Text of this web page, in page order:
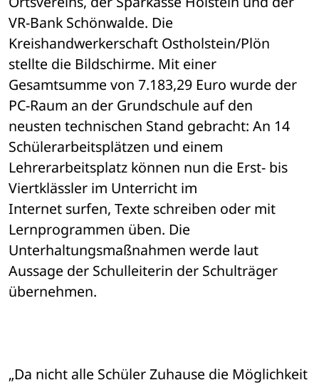
VR-Bank Schönwalde. Die
Kreishandwerkerschaft Ostholstein/Plön
stellte die Bildschirme. Mit einer
Gesamtsumme von 7.183,29 Euro wurde der
PC-Raum an der Grundschule auf den
neusten technischen Stand gebracht: An 14
Schülerarbeitsplätzen und einem
Lehrerarbeitsplatz können nun die Erst- bis
Viertklässler im Unterricht im
Internet surfen, Texte schreiben oder mit
Lernprogrammen üben. Die
Unterhaltungsmaßnahmen werde laut
Aussage der Schulleiterin der Schulträger
übernehmen.
„Da nicht alle Schüler Zuhause die Möglichkeit